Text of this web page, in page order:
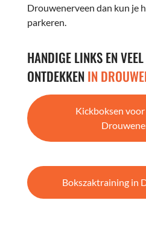
Drouwenerveen dan kun je
parkeren.
HANDIGE LINKS EN
ONTDEKKENIN
Kickboksen
Bokszaktraining in